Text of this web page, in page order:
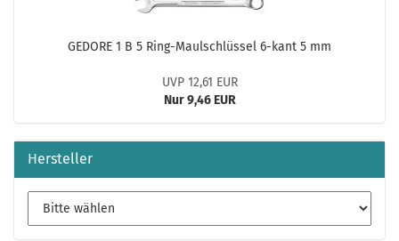
GEDORE 1 B 5 Ring-Maulschlüssel 6-kant 5 mm
UVP 12,61 EUR
Nur 9,46 EUR
Hersteller